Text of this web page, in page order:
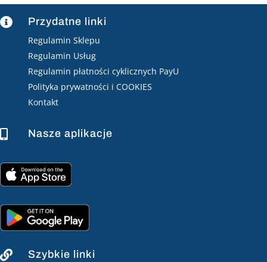
 Przydatne linki
Regulamin Sklepu
Regulamin Usług
Regulamin płatności cyklicznych PayU
Polityka prywatności i COOKIES
Kontakt
 Nasze aplikacje
 Szybkie linki